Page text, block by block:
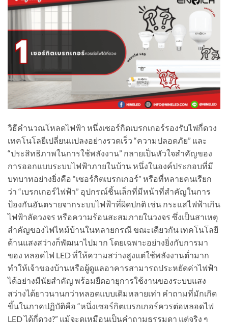
วิธีคำนวณโหลดไฟฟ้า หนึ่งเซอร์กิตเบรกเกอร์รองรับไฟกี่ดวง
เทคโนโลยีเปลี่ยนแปลงอย่างรวดเร็ว “ความปลอดภัย” และ
“ประสิทธิภาพในการใช้พลังงาน” กลายเป็นหัวใจสำคัญของ
การออกแบบระบบไฟฟ้าภายในบ้าน หนึ่งในองค์ประกอบที่มี
บทบาทอย่างยิ่งคือ “เซอร์กิตเบรกเกอร์” หรือที่หลายคนเรียก
ว่า “เบรกเกอร์ไฟฟ้า” อุปกรณ์ชิ้นเล็กที่มีหน้าที่สำคัญในการ
ป้องกันอันตรายจากระบบไฟฟ้าที่ผิดปกติ เช่น กระแสไฟฟ้าเกิน
ไฟฟ้าลัดวงจร หรือความร้อนสะสมภายในวงจร ซึ่งเป็นสาเหตุ
สำคัญของไฟไหม้บ้านในหลายกรณี ขณะเดียวกัน เทคโนโลยี
ด้านแสงสว่างก็พัฒนาไปมาก โดยเฉพาะอย่างยิ่งกับการมา
ของ หลอดไฟ LED ที่ให้ความสว่างสูงแต่ใช้พลังงานต่ำมาก
ทำให้เจ้าของบ้านหรือผู้ดูแลอาคารสามารถประหยัดค่าไฟฟ้า
ได้อย่างมีนัยสำคัญ พร้อมยืดอายุการใช้งานของระบบแสง
สว่างได้ยาวนานกว่าหลอดแบบเดิมหลายเท่า คำถามที่มักเกิด
ขึ้นในภาคปฏิบัติคือ “หนึ่งเซอร์กิตเบรกเกอร์ควรต่อหลอดไฟ
LED ได้กี่ดวง?” แม้จะดูเหมือนเป็นคำถามธรรมดา แต่จริง ๆ